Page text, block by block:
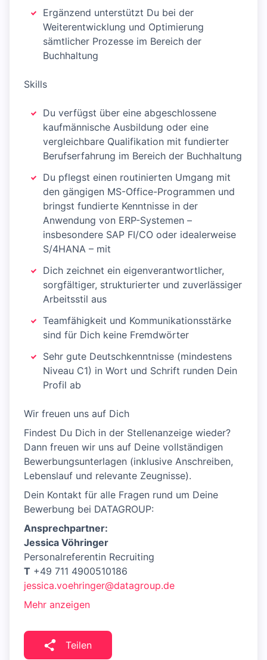
Ergänzend unterstützt Du bei der
Weiterentwicklung und Optimierung
sämtlicher Prozesse im Bereich der
Buchhaltung
Skills
Du verfügst über eine abgeschlossene
kaufmännische Ausbildung oder eine
vergleichbare Qualifikation mit fundierter
Berufserfahrung im Bereich der Buchhaltung
Du pflegst einen routinierten Umgang mit
den gängigen MS-Office-Programmen und
bringst fundierte Kenntnisse in der
Anwendung von ERP-Systemen –
insbesondere SAP FI/CO oder idealerweise
S/4HANA – mit
Dich zeichnet ein eigenverantwortlicher,
sorgfältiger, strukturierter und zuverlässiger
Arbeitsstil aus
Teamfähigkeit und Kommunikationsstärke
sind für Dich keine Fremdwörter
Sehr gute Deutschkenntnisse (mindestens
Niveau C1) in Wort und Schrift runden Dein
Profil ab
Wir freuen uns auf Dich
Findest Du Dich in der Stellenanzeige wieder?
Dann freuen wir uns auf Deine vollständigen
Bewerbungsunterlagen (inklusive Anschreiben,
Lebenslauf und relevante Zeugnisse).
Dein Kontakt für alle Fragen rund um Deine
Bewerbung bei DATAGROUP:
Ansprechpartner:
Jessica Vöhringer
Personalreferentin Recruiting
T +49 711 4900510186
jessica.voehringer@datagroup.de
Mehr anzeigen
Teilen